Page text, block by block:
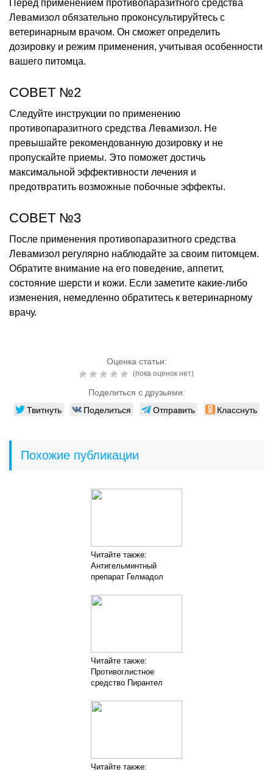
Перед применением противопаразитного средства
Левамизол обязательно проконсультируйтесь с
ветеринарным врачом. Он сможет определить
дозировку и режим применения, учитывая особенности
вашего питомца.
СОВЕТ №2
Следуйте инструкции по применению
противопаразитного средства Левамизол. Не
превышайте рекомендованную дозировку и не
пропускайте приемы. Это поможет достичь
максимальной эффективности лечения и
предотвратить возможные побочные эффекты.
СОВЕТ №3
После применения противопаразитного средства
Левамизол регулярно наблюдайте за своим питомцем.
Обратите внимание на его поведение, аппетит,
состояние шерсти и кожи. Если заметите какие-либо
изменения, немедленно обратитесь к ветеринарному
врачу.
Оценка статьи:
(пока оценок нет)
Поделиться с друзьями:
Твитнуть Поделиться Отправить Класснуть
Похожие публикации
Читайте также:
Антигельминтный
препарат Гелмадол
Читайте также:
Противоглистное
средство Пирантел
Читайте также: